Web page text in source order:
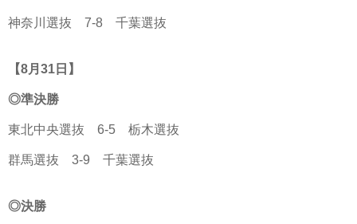
神奈川選抜 7-8 千葉選抜
【8月31日】
◎準決勝
東北中央選抜 6-5 栃木選抜
群馬選抜 3-9 千葉選抜
◎決勝